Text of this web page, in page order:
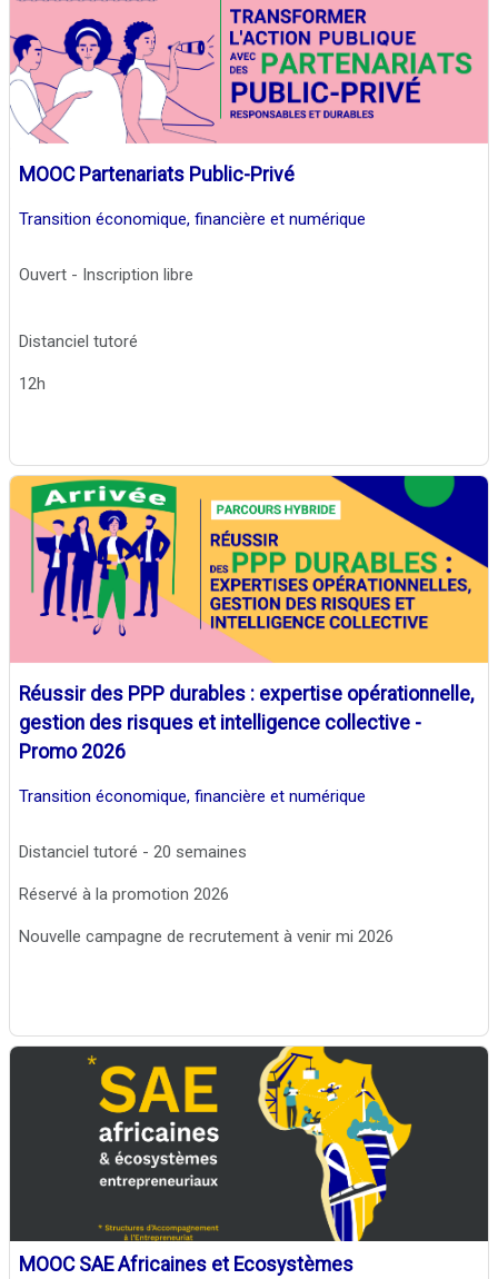
MOOC Partenariats Public-Privé
Transition économique, financière et numérique
Ouvert - Inscription libre
Distanciel tutoré
12h
Réussir des PPP durables : expertise opérationnelle,
gestion des risques et intelligence collective -
Promo 2026
Transition économique, financière et numérique
Distanciel tutoré - 20 semaines
Réservé à la promotion 2026
Nouvelle campagne de recrutement à venir mi 2026
MOOC SAE Africaines et Ecosystèmes